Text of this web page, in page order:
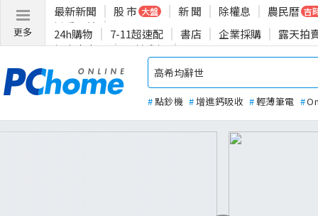
更多
最新新聞 股 市 大盤 新 聞 除權息 農民曆 吉
揪愛公益
24h購物 7-11超速配 書店 企業採購
露天拍
投資人專區
關於我們
#點鈔機 #增進鈣吸收 #輕薄筆電 #